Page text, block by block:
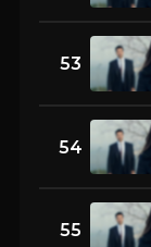
53
54
55